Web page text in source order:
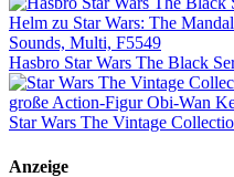
Hasbro Star Wars The Black
Star Wars The Vintage
Anzeige